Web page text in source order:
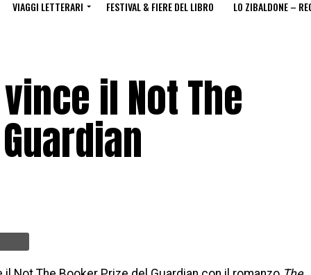
VIAGGI LETTERARI FESTIVAL & FIERE DEL LIBRO LO ZIBALDONE –
il Not The